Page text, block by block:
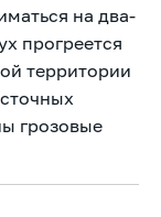
на два-
прогреется
территории
грозовые